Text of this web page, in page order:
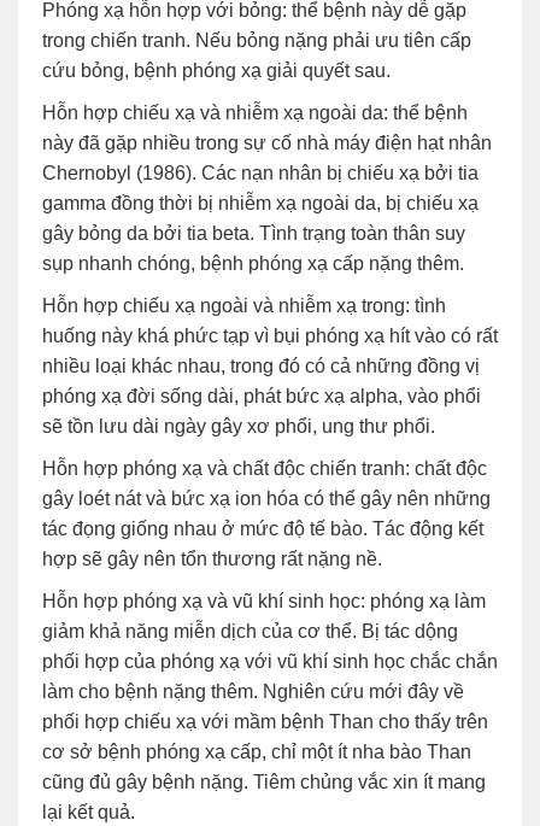
Phóng xạ hỗn hợp với bỏng: thể bệnh này dễ gặp
trong chiến tranh. Nếu bỏng nặng phải ưu tiên cấp
cứu bỏng, bệnh phóng xạ giải quyết sau.
Hỗn hợp chiếu xạ và nhiễm xạ ngoài da: thể bệnh
này đã gặp nhiều trong sự cố nhà máy điện hạt nhân
Chernobyl (1986). Các nạn nhân bị chiếu xạ bởi tia
gamma đồng thời bị nhiễm xạ ngoài da, bị chiếu xạ
gây bỏng da bởi tia beta. Tình trạng toàn thân suy
sụp nhanh chóng, bệnh phóng xạ cấp nặng thêm.
Hỗn hợp chiếu xạ ngoài và nhiễm xạ trong: tình
huống này khá phức tạp vì bụi phóng xạ hít vào có rất
nhiều loại khác nhau, trong đó có cả những đồng vị
phóng xạ đời sống dài, phát bức xạ alpha, vào phổi
sẽ tồn lưu dài ngày gây xơ phổi, ung thư phổi.
Hỗn hợp phóng xạ và chất độc chiến tranh: chất độc
gây loét nát và bức xạ ion hóa có thể gây nên những
tác đọng giống nhau ở mức độ tế bào. Tác động kết
hợp sẽ gây nên tổn thương rất nặng nề.
Hỗn hợp phóng xạ và vũ khí sinh học: phóng xạ làm
giảm khả năng miễn dịch của cơ thể. Bị tác dộng
phối hợp của phóng xạ với vũ khí sinh học chắc chắn
làm cho bệnh nặng thêm. Nghiên cứu mới đây về
phối hợp chiếu xạ với mầm bệnh Than cho thấy trên
cơ sở bệnh phóng xạ cấp, chỉ một ít nha bào Than
cũng đủ gây bệnh nặng. Tiêm chủng vắc xin ít mang
lại kết quả.